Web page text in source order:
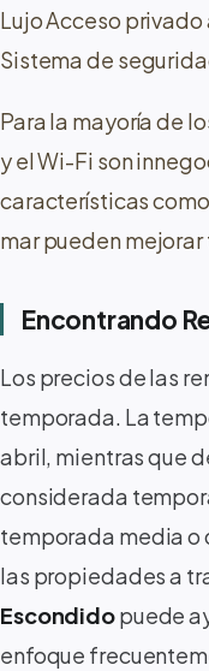
Lujo Acceso
Sistema de
Para la mayoría de
y el Wi-Fi son
características
mar pueden
Encontrando
Los precios de las
temporada. La
abril, mientras que
considerada
temporada media o
las propiedades a
Escondidopuede
enfoque